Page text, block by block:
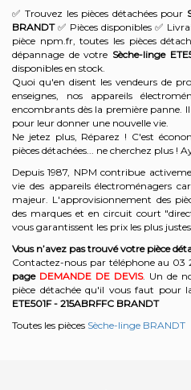
✅ Trouvez les pièces détachées pour
BRANDT ✅ Pièces disponibles ✅
pièce npm.fr, toutes les pièces
dépannage de votre Sèche-linge
disponibles en stock.
Quoi qu'en disent les vendeurs de
enseignes, nos appareils
encombrants dès la première panne.
pour leur donner une nouvelle vie.
Ne jetez plus, Réparez ! C'est
pièces détachées... ne cherchez plus !
Depuis 1987, NPM contribue
vie des appareils électroménagers
majeur. L'approvisionnement des
des marques et en circuit court
vous garantissent les prix les plus
Vous n’avez pas trouvé votre pièce
Contactez-nous par téléphone au 03
page DEMANDE DE DEVIS. Un de
pièce détachée qu'il vous faut pour
ETE501F - 215ABRFFC BRANDT
Toutes les pièces Sèche-linge BRANDT